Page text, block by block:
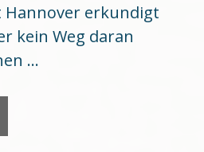
Hannover erkundigt
kein Weg daran
…